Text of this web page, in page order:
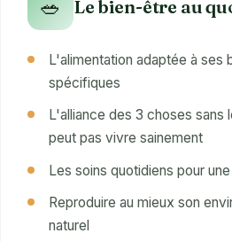
🥗 Le bien-être au
L'alimentation adaptée à ses
spécifiques
L'alliance des 3 choses sans
peut pas vivre sainement
Les soins quotidiens pour
Reproduire au mieux son
naturel